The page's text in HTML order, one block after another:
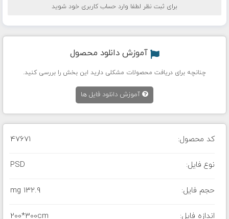
برای ثبت نظر لطفا وارد حساب کاربری خود شوید
آموزش دانلود محصول
چنانچه برای دریافت محصولات مشکلی دارید این بخش را بررسی کنید.
آموزش دانلود فایل ها
کد محصول: 47671
نوع فایل: PSD
حجم فایل: 132.9 mg
اندازه فایل: 200*300cm